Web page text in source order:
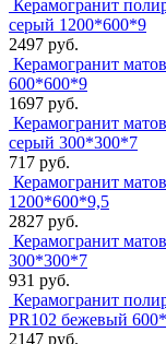
Керамогранит
серый 1200*600*9
2497 руб.
Керамогранит
600*600*9
1697 руб.
Керамогранит
серый 300*300*7
717 руб.
Керамогранит
1200*600*9,5
2827 руб.
Керамогранит
300*300*7
931 руб.
Керамогранит
PR102 бежевый
2147 руб.